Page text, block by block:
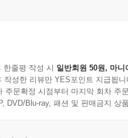
한줄평 작성 시 일반회원 50원, 마니
작성한 리뷰만 YES포인트 지급됩니
주문확정 시점부터 마지막 회차 주
DVD/Blu-ray, 패션 및 판매금지 상